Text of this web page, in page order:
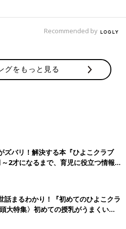
Recommended by
グをもっと見る
ズバリ！解決する本『ひよこクラブ
2才になるまで、育児に役立つ情報が
話まるわかり！『初めてのひよこクラ
大特集〉初めての授乳がうまくい
ミルクの基本と夏のトラブル 解決テ